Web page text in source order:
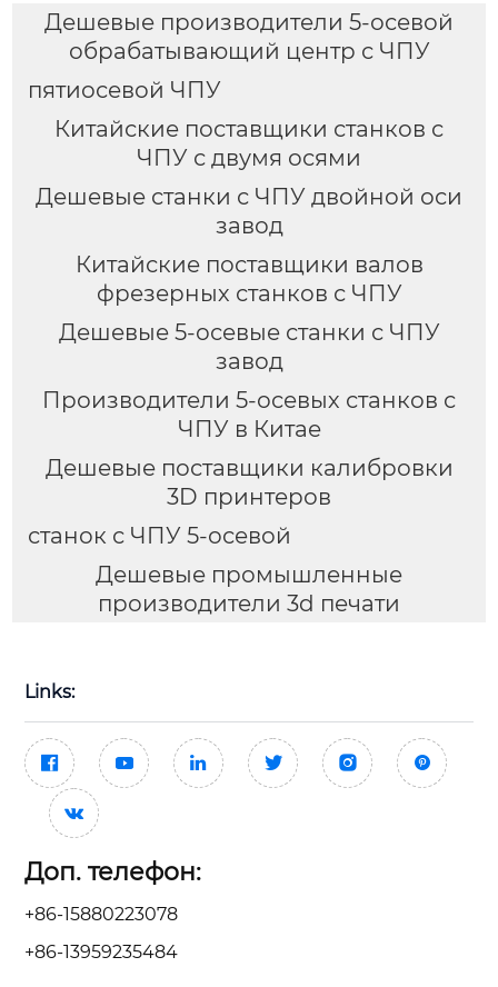
Дешевые производители 5-осевой
обрабатывающий центр с ЧПУ
пятиосевой ЧПУ
Китайские поставщики станков с
ЧПУ с двумя осями
Дешевые станки с ЧПУ двойной оси
завод
Китайские поставщики валов
фрезерных станков с ЧПУ
Дешевые 5-осевые станки с ЧПУ
завод
Производители 5-осевых станков с
ЧПУ в Китае
Дешевые поставщики калибровки
3D принтеров
станок с ЧПУ 5-осевой
Дешевые промышленные
производители 3d печати
Links:
     

Доп. телефон:
+86-15880223078
+86-13959235484